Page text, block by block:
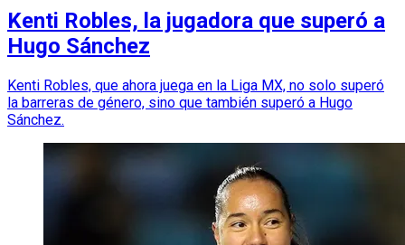
Kenti Robles, la jugadora que superó a
Hugo Sánchez
Kenti Robles, que ahora juega en la Liga MX, no solo superó
la barreras de género, sino que también superó a Hugo
Sánchez.